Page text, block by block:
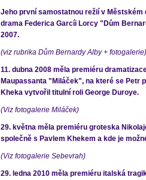
Jeho první samostatnou režií v
drama Federica Garcíi Lorcy "Dům
2007.
(viz rubrika Dům Bernardy Alby + fotogalerie)
11. dubna 2008 měla premiéru
Maupassanta "Miláček", na které se Petr
Kheka vytvořil titulní roli George Duroye.
(Viz fotogalerie Miláček)
29. května měla premiéru groteska
společně s Pavlem Khekem a kde je
(Viz fotogalerie Sebevrah)
29. ledna 2010 měla premiéru italská